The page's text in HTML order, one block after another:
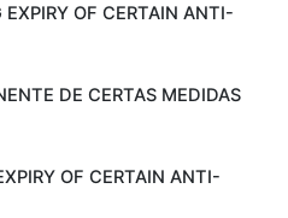
OF CERTAIN ANTI-
DE CERTAS MEDIDAS
OF CERTAIN ANTI-